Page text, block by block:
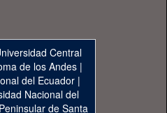
Central
de los Andes|
del Ecuador|
Nacional del
de Santa